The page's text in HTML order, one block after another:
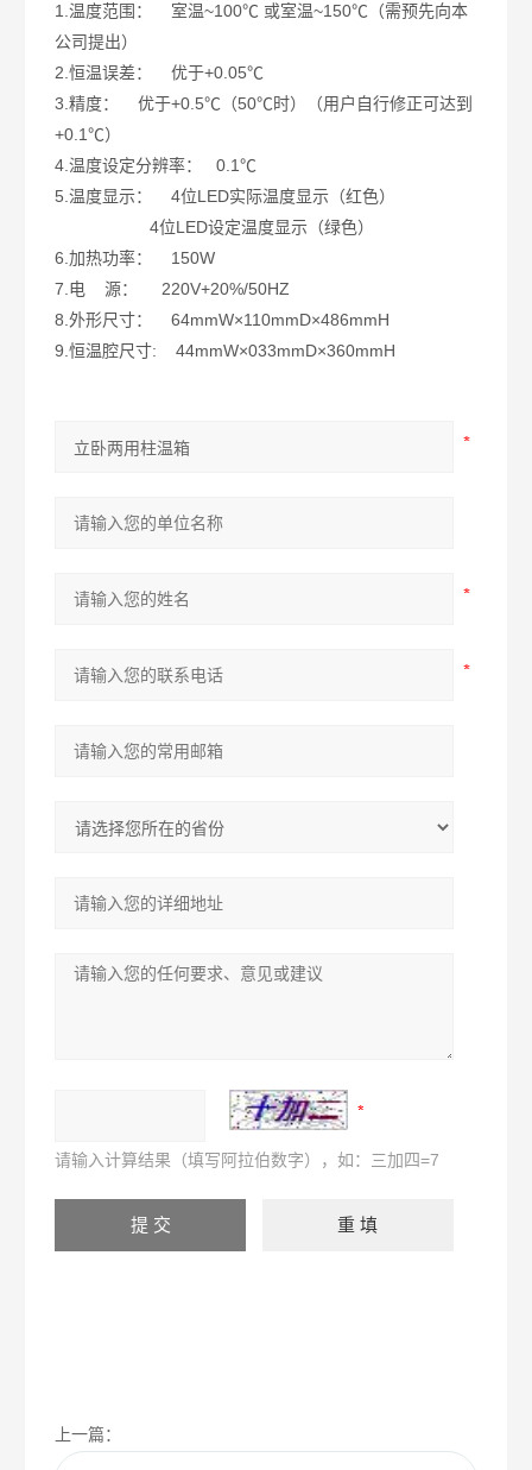
1.温度范围： 室温~100℃ 或室温~150℃（需预先向本
公司提出）
2.恒温误差： 优于+0.05℃
3.精度： 优于+0.5℃（50℃时）（用户自行修正可达到
+0.1℃）
4.温度设定分辨率： 0.1℃
5.温度显示： 4位LED实际温度显示（红色）
4位LED设定温度显示（绿色）
6.加热功率： 150W
7.电 源： 220V+20%/50HZ
8.外形尺寸： 64mmW×110mmD×486mmH
9.恒温腔尺寸: 44mmW×033mmD×360mmH
请输入计算结果（填写阿拉伯数字），如：三加四=7
上一篇：